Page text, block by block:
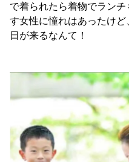
で着られたら着物でラン
す女性に憧れはあったけ
日が来るなんて！